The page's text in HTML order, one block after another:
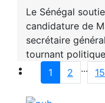
Le Sénégal
candidature de
secrétaire
tournant
1
2 ...